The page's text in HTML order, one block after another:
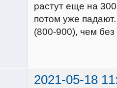
растут еще на
потом уже
(800-900), чем без
2021-05-18